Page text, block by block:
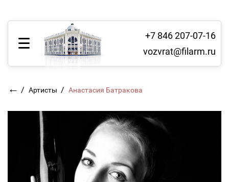
+7 846 207-07-16
vozvrat@filarm.ru
← / Артисты / Анастасия Батракова